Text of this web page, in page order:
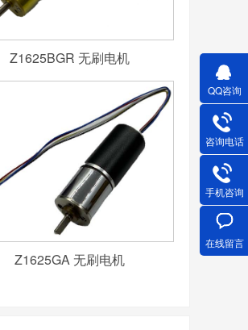
Z1625BGR 无刷电机
Z1625GA 无刷电机
QQ咨询
咨询电话
手机咨询
在线留言